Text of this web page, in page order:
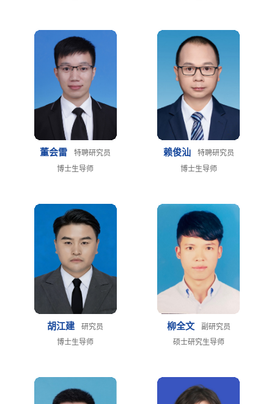
董会雷
特聘研究员
博士生导师
赖俊汕
特聘研究员
博士生导师
胡江建
研究员
博士生导师
柳全文
副研究员
硕士研究生导师